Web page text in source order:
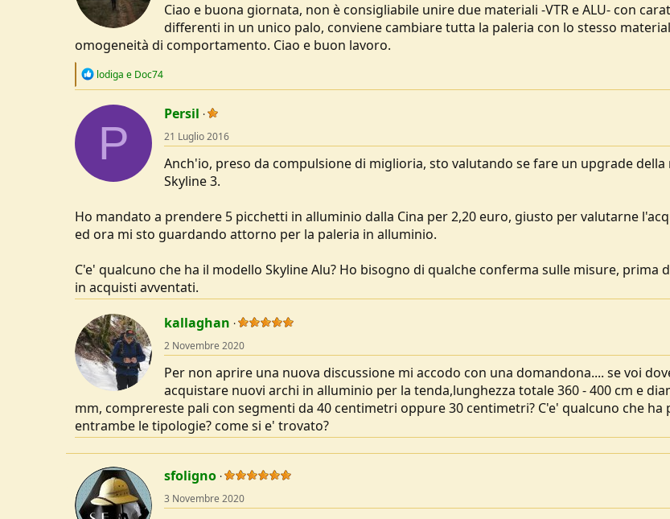
Ciao e buona giornata, non è consigliabile unire due materiali -VTR e ALU- con
differenti in un unico palo, conviene cambiare tutta la paleria con lo stesso
omogeneità di comportamento. Ciao e buon lavoro.
R
c
s
lodiga e Doc74
P
Persil
21 Luglio 2016
Anch'io, preso da compulsione di miglioria, sto valutando se fare un upgrade della
Skyline 3.
Ho mandato a prendere 5 picchetti in alluminio dalla Cina per 2,20 euro, giusto per valutarne
ed ora mi sto guardando attorno per la paleria in alluminio.
C'e' qualcuno che ha il modello Skyline Alu? Ho bisogno di qualche conferma sulle misure, prima
in acquisti avventati.
kallaghan
2 Novembre 2020
Per non aprire una nuova discussione mi accodo con una domandona.... se voi
acquistare nuovi archi in alluminio per la tenda,lunghezza totale 360 - 400 cm e
mm, comprereste pali con segmenti da 40 centimetri oppure 30 centimetri? C'e' qualcuno che ha
entrambe le tipologie? come si e' trovato?
sfoligno
3 Novembre 2020